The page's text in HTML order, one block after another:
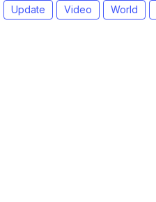
Update Video World